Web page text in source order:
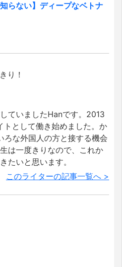
知らない】ディープなベトナ
り！
ていましたHanです。2013
トとして働き始めました。か
ろな外国人の方と接する機会
は一度きりなので、これか
たいと思います。
このライターの記事一覧へ >
。「レザークラフト」の魅